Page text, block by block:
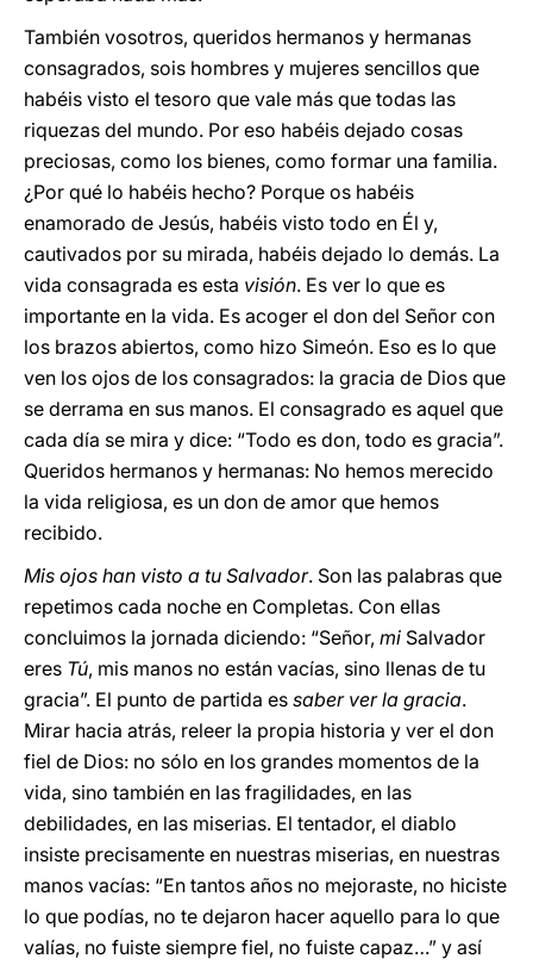
También vosotros, queridos hermanos y hermanas
consagrados, sois hombres y mujeres sencillos que
habéis visto el tesoro que vale más que todas las
riquezas del mundo. Por eso habéis dejado cosas
preciosas, como los bienes, como formar una familia.
¿Por qué lo habéis hecho? Porque os habéis
enamorado de Jesús, habéis visto todo en Él y,
cautivados por su mirada, habéis dejado lo demás. La
vida consagrada es esta visión. Es ver lo que es
importante en la vida. Es acoger el don del Señor con
los brazos abiertos, como hizo Simeón. Eso es lo que
ven los ojos de los consagrados: la gracia de Dios que
se derrama en sus manos. El consagrado es aquel que
cada día se mira y dice: “Todo es don, todo es gracia”.
Queridos hermanos y hermanas: No hemos merecido
la vida religiosa, es un don de amor que hemos
recibido.
Mis ojos han visto a tu Salvador. Son las palabras que
repetimos cada noche en Completas. Con ellas
concluimos la jornada diciendo: “Señor, mi Salvador
eres Tú, mis manos no están vacías, sino llenas de tu
gracia”. El punto de partida es saber ver la gracia.
Mirar hacia atrás, releer la propia historia y ver el don
fiel de Dios: no sólo en los grandes momentos de la
vida, sino también en las fragilidades, en las
debilidades, en las miserias. El tentador, el diablo
insiste precisamente en nuestras miserias, en nuestras
manos vacías: “En tantos años no mejoraste, no hiciste
lo que podías, no te dejaron hacer aquello para lo que
valías, no fuiste siempre fiel, no fuiste capaz…” y así